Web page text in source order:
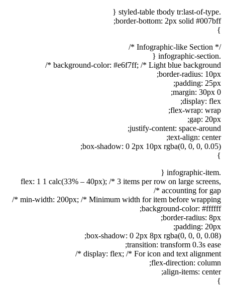
.styled-table tbody tr:last-of-type {
border-bottom: 2px solid #007bff;
}
/* Infographic-like Section */
.infographic-section {
background-color: #e6f7ff; /* Light blue background */
border-radius: 10px;
padding: 25px;
margin: 30px 0;
display: flex;
flex-wrap: wrap;
gap: 20px;
justify-content: space-around;
text-align: center;
box-shadow: 0 2px 10px rgba(0, 0, 0, 0.05);
}
.infographic-item {
flex: 1 1 calc(33% – 40px); /* 3 items per row on large screens,
accounting for gap */
min-width: 200px; /* Minimum width for item before wrapping */
background-color: #ffffff;
border-radius: 8px;
padding: 20px;
box-shadow: 0 2px 8px rgba(0, 0, 0, 0.08);
transition: transform 0.3s ease;
display: flex; /* For icon and text alignment */
flex-direction: column;
align-items: center;
}